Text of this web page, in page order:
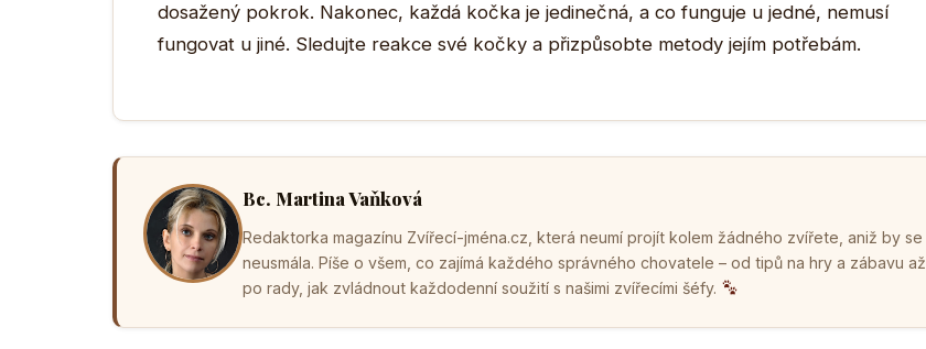
dosažený pokrok. Nakonec, každá kočka je jedinečná, a co funguje u jedné, nemusí
fungovat u jiné. Sledujte reakce své kočky a přizpůsobte metody jejím potřebám.
Bc. Martina Vaňková
Redaktorka magazínu Zvířecí-jména.cz, která neumí projít kolem žádného zvířete, aniž by se
neusmála. Píše o všem, co zajímá každého správného chovatele – od tipů na hry a zábavu až
po rady, jak zvládnout každodenní soužití s našimi zvířecími šéfy.